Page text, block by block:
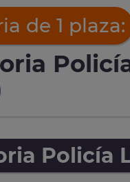
de 1 plaza:
Policía